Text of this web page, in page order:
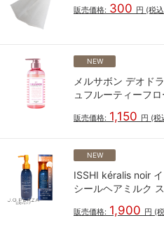
販売価格: 300 円 (税込
NEW
メルサボン デオド
ュフルーティーフ
販売価格: 1,150 円 (税
NEW
ISSHI kéralis noir
シールヘアミルク
販売価格: 1,900 円 (